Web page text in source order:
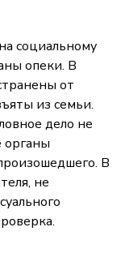
социальному
опеки. В
от
из семьи.
дело не
органы
В
не